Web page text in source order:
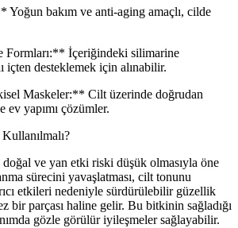
bakım ve anti-aging amaçlı, cilde
İçeriğindeki silimarine
içten desteklemek için alınabilir.
Maskeler:** Cilt üzerinde doğrudan
ev yapımı çözümler.
ve yan etki riski düşük olmasıyla öne
sürecini yavaşlatması, cilt tonunu
etkileri nedeniyle sürdürülebilir güzellik
bir parçası haline gelir. Bu bitkinin sağladığı
gözle görülür iyileşmeler sağlayabilir.